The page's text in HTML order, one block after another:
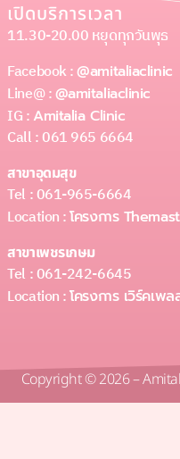
เปิดบริการเวลา
11.30-20.00 หยุดทุกวันพุธ
Facebook :@amitaliaclinic
Line@ :@amitaliaclinic
IG : Amitalia Clinic
Call : 061 965 6664
สาขาอุดมสุข
Tel : 061-965-6664
Location :โครงการ
สาขาเพชรเกษม
Tel : 061-242-6645
Location :โครงการ เวิร์คเพ
Copyright © 2026 –